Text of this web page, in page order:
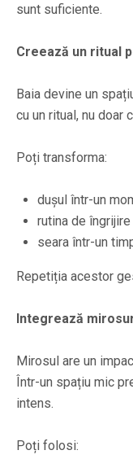
sunt suficiente.
Creează un ritual
Baia devine un
cu un ritual, nu doar
Poți transforma:
dușul într-un
rutina de
seara într-un
Repetiția acestor
Integrează
Mirosul are un
Într-un spațiu mic
intens.
Poți folosi: